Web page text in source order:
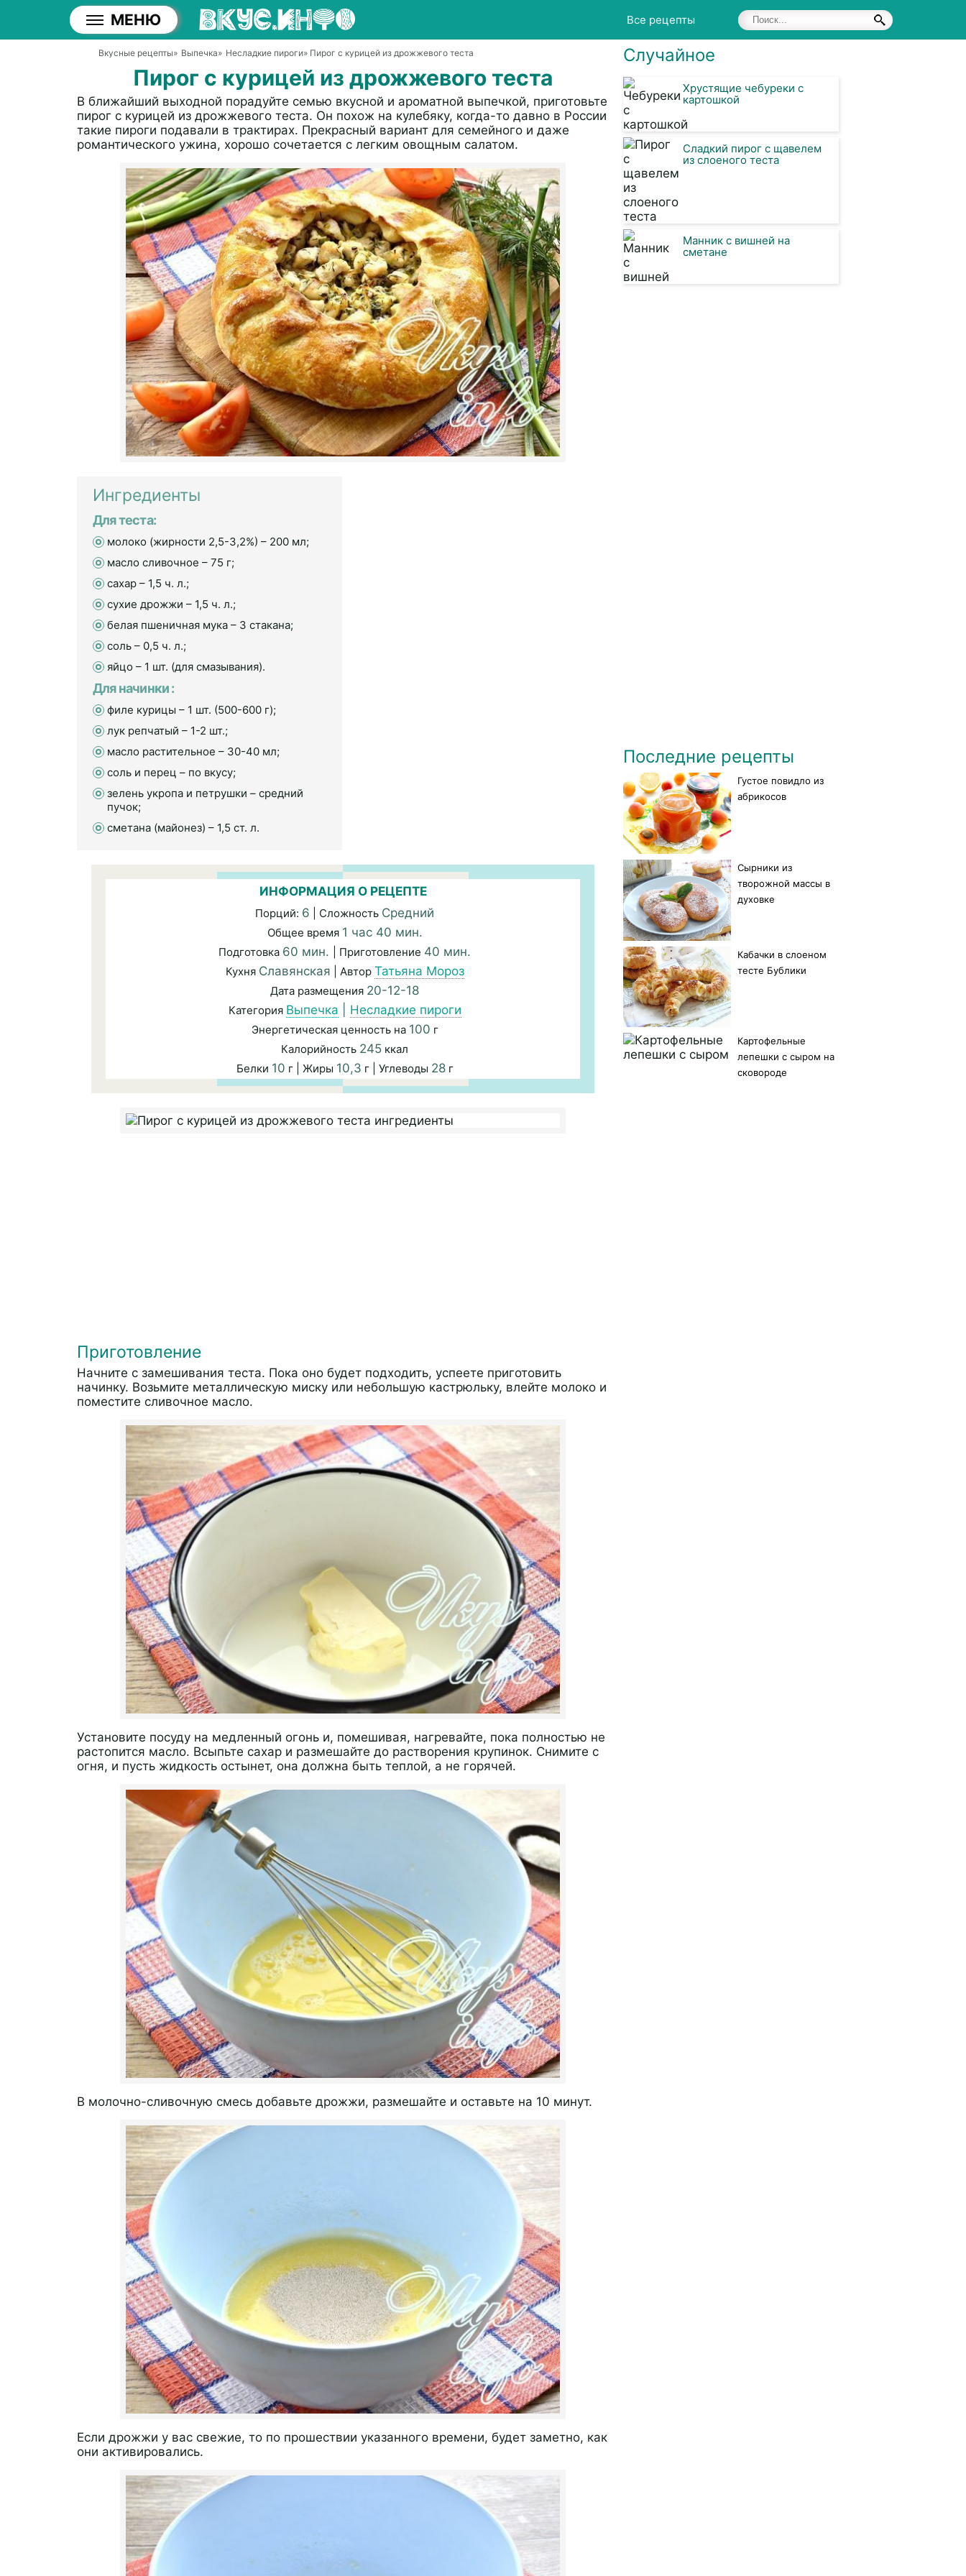
МЕНЮ Все рецепты
Вкусные рецепты» Выпечка» Несладкие пироги» Пирог с курицей из дрожжевого теста
Пирог с курицей из дрожжевого теста
В ближайший выходной порадуйте семью вкусной и ароматной выпечкой, приготовьте
пирог с курицей из дрожжевого теста. Он похож на кулебяку, когда-то давно в России
такие пироги подавали в трактирах. Прекрасный вариант для семейного и даже
романтического ужина, хорошо сочетается с легким овощным салатом.
Ингредиенты
Для теста:
молоко (жирности 2,5-3,2%) – 200 мл;
масло сливочное – 75 г;
сахар – 1,5 ч. л.;
сухие дрожжи – 1,5 ч. л.;
белая пшеничная мука – 3 стакана;
соль – 0,5 ч. л.;
яйцо – 1 шт. (для смазывания).
Для начинки :
филе курицы – 1 шт. (500-600 г);
лук репчатый – 1-2 шт.;
масло растительное – 30-40 мл;
соль и перец – по вкусу;
зелень укропа и петрушки – средний
пучок;
сметана (майонез) – 1,5 ст. л.
ИНФОРМАЦИЯ О РЕЦЕПТЕ
Порций: 6 | Сложность Средний
Общее время 1 час 40 мин.
Подготовка 60 мин. | Приготовление 40 мин.
Кухня Славянская | Автор Татьяна Мороз
Дата размещения 20-12-18
Категория Выпечка Несладкие пироги
Энергетическая ценность на 100 г
Калорийность 245 ккал
Белки 10 г | Жиры 10,3 г | Углеводы 28г
Приготовление
Начните с замешивания теста. Пока оно будет подходить, успеете приготовить
начинку. Возьмите металлическую миску или небольшую кастрюльку, влейте молоко и
поместите сливочное масло.
Установите посуду на медленный огонь и, помешивая, нагревайте, пока полностью не
растопится масло. Всыпьте сахар и размешайте до растворения крупинок. Снимите с
огня, и пусть жидкость остынет, она должна быть теплой, а не горячей.
В молочно-сливочную смесь добавьте дрожжи, размешайте и оставьте на 10 минут.
Если дрожжи у вас свежие, то по прошествии указанного времени, будет заметно, как
они активировались.
Случайное
Хрустящие чебуреки с
картошкой
Сладкий пирог с щавелем
из слоеного теста
Манник с вишней на
сметане
Последние рецепты
Густое повидло из
абрикосов
Сырники из
творожной массы в
духовке
Кабачки в слоеном
тесте Бублики
Картофельные
лепешки с сыром на
сковороде